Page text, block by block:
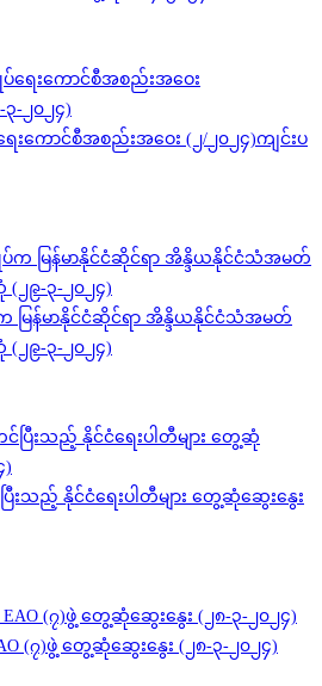
းကောင်စီအစည်းအဝေး (၂/၂၀၂၄)ကျင်းပ
မြန်မာနိုင်ငံဆိုင်ရာ အိန္ဒိယနိုင်ငံသံအမတ်
၂၉-၃-၂၀၂၄)
ြီးသည့် နိုင်ငံရေးပါတီများ တွေ့ဆုံဆွေးနွေး
(၇)ဖွဲ့ တွေ့ဆုံဆွေးနွေး (၂၈-၃-၂၀၂၄)